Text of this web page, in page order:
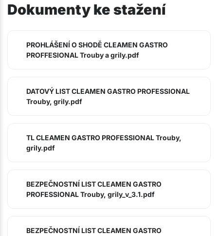
Dokumenty ke stažení
PROHLÁŠENÍ O SHODĚ CLEAMEN GASTRO
PROFFESIONAL Trouby a grily.pdf
DATOVÝ LIST CLEAMEN GASTRO PROFESSIONAL
Trouby, grily.pdf
TL CLEAMEN GASTRO PROFESSIONAL Trouby,
grily.pdf
BEZPEČNOSTNÍ LIST CLEAMEN GASTRO
PROFESSIONAL Trouby, grily_v_3.1.pdf
BEZPEČNOSTNÍ LIST CLEAMEN GASTRO